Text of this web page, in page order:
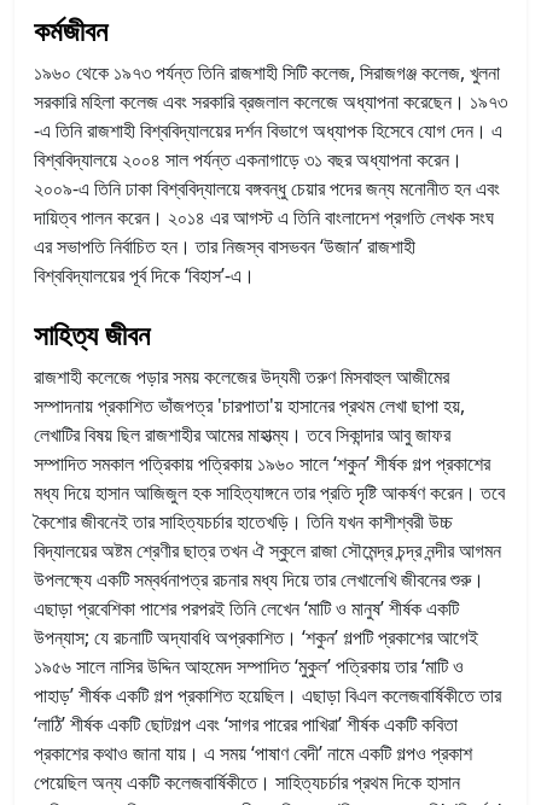
কর্মজীবন
১৯৬০ থেকে ১৯৭৩ পর্যন্ত তিনি রাজশাহী সিটি কলেজ, সিরাজগঞ্জ কলেজ, খুলনা
সরকারি মহিলা কলেজ এবং সরকারি ব্রজলাল কলেজে অধ্যাপনা করেছেন। ১৯৭৩
-এ তিনি রাজশাহী বিশ্ববিদ্যালয়ের দর্শন বিভাগে অধ্যাপক হিসেবে যোগ দেন। এ
বিশ্ববিদ্যালয়ে ২০০৪ সাল পর্যন্ত একনাগাড়ে ৩১ বছর অধ্যাপনা করেন।
২০০৯-এ তিনি ঢাকা বিশ্ববিদ্যালয়ে বঙ্গবন্ধু চেয়ার পদের জন্য মনোনীত হন এবং
দায়িত্ব পালন করেন। ২০১৪ এর আগস্ট এ তিনি বাংলাদেশ প্রগতি লেখক সংঘ
এর সভাপতি নির্বাচিত হন। তার নিজস্ব বাসভবন ‘উজান’ রাজশাহী
বিশ্ববিদ্যালয়ের পূর্ব দিকে ‘বিহাস’-এ।
সাহিত্য জীবন
রাজশাহী কলেজে পড়ার সময় কলেজের উদ্যমী তরুণ মিসবাহুল আজীমের
সম্পাদনায় প্রকাশিত ভাঁজপত্র 'চারপাতা'য় হাসানের প্রথম লেখা ছাপা হয়,
লেখাটির বিষয় ছিল রাজশাহীর আমের মাহাত্ম্য। তবে সিকান্দার আবু জাফর
সম্পাদিত সমকাল পত্রিকায় পত্রিকায় ১৯৬০ সালে ‘শকুন’ শীর্ষক গল্প প্রকাশের
মধ্য দিয়ে হাসান আজিজুল হক সাহিত্যাঙ্গনে তার প্রতি দৃষ্টি আকর্ষণ করেন। তবে
কৈশোর জীবনেই তার সাহিত্যচর্চার হাতেখড়ি। তিনি যখন কাশীশ্বরী উচ্চ
বিদ্যালয়ের অষ্টম শ্রেণীর ছাত্র তখন ঐ স্কুলে রাজা সৌমেন্দ্র চন্দ্র নন্দীর আগমন
উপলক্ষ্যে একটি সম্বর্ধনাপত্র রচনার মধ্য দিয়ে তার লেখালেখি জীবনের শুরু।
এছাড়া প্রবেশিকা পাশের পরপরই তিনি লেখেন ‘মাটি ও মানুষ’ শীর্ষক একটি
উপন্যাস; যে রচনাটি অদ্যাবধি অপ্রকাশিত। ‘শকুন’ গল্পটি প্রকাশের আগেই
১৯৫৬ সালে নাসির উদ্দিন আহমেদ সম্পাদিত ‘মুকুল’ পত্রিকায় তার ‘মাটি ও
পাহাড়’ শীর্ষক একটি গল্প প্রকাশিত হয়েছিল। এছাড়া বিএল কলেজবার্ষিকীতে তার
‘লাঠি’ শীর্ষক একটি ছোটগল্প এবং ‘সাগর পারের পাখিরা’ শীর্ষক একটি কবিতা
প্রকাশের কথাও জানা যায়। এ সময় ‘পাষাণ বেদী’ নামে একটি গল্পও প্রকাশ
পেয়েছিল অন্য একটি কলেজবার্ষিকীতে। সাহিত্যচর্চার প্রথম দিকে হাসান